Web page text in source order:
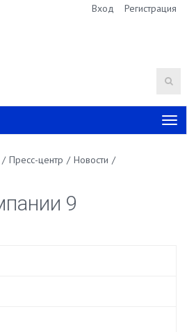
Вход Регистрация
/ Пресс-центр / Новости /
9